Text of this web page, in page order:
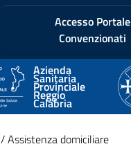
Accesso Portale
Convenzionati
Azienda
Sanitaria
Provinciale
Reggio
Calabria
/ Assistenza domiciliare